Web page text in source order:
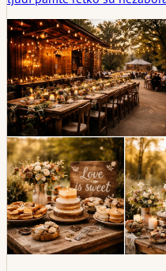
napravi pauzu. Svečani luk
je samo ono što je bitno,
ljudi koji prolaze kroz njega
od pukog ukrašavanja. Oni
svadbenu dekoraciju koja